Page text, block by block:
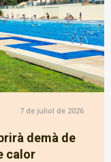
7 de juliol de 2026
demà de
calor